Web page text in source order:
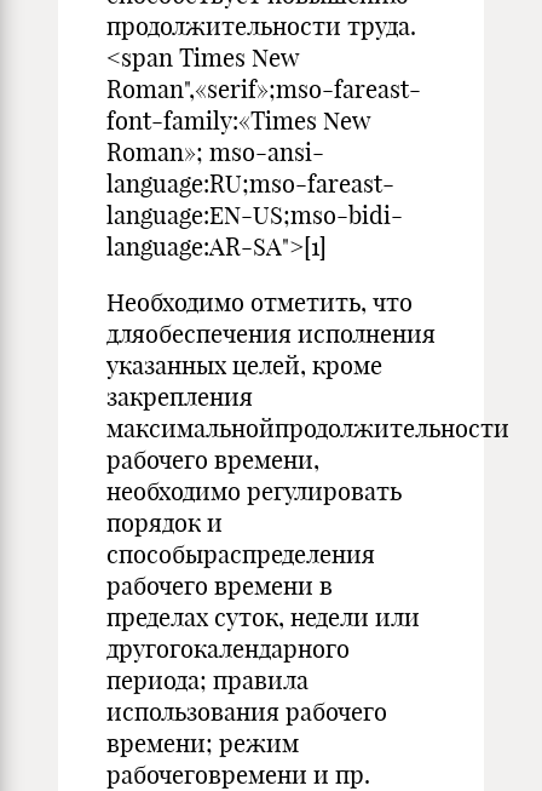
продолжительности труда.
<span Times New
Roman",«serif»;mso-fareast-
font-family:«Times New
Roman»; mso-ansi-
language:RU;mso-fareast-
language:EN-US;mso-bidi-
language:AR-SA">[1]
Необходимо отметить, что
дляобеспечения исполнения
указанных целей, кроме
закрепления
максимальнойпродолжительности
рабочего времени,
необходимо регулировать
порядок и
способыраспределения
рабочего времени в
пределах суток, недели или
другогокалендарного
периода; правила
использования рабочего
времени; режим
рабочеговремени и пр.